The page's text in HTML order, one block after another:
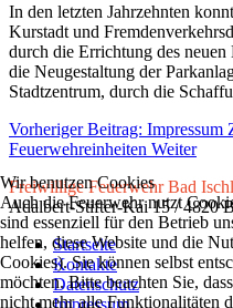
In den letzten Jahrzehnten
Kurstadt und
durch die Errichtung des neuen
die Neugestaltung der
Stadtzentrum, durch die
Vorheriger Beitrag: Impressum
Feuerwehreinheiten Weiter
Freiwillige Feuerwehr Bad Ischl
Adalbert-Stifter-Kai 15 / 4820
Startseite
Kontakte
Datenschutz
Impressum
Wir benutzen Cookies
Auch die Feuerwehr nutzt
sind essenziell für den Betrieb
helfen, diese Website und die
Cookies). Sie können selbst
möchten. Bitte beachten Sie,
nicht mehr alle Funktionalitäten